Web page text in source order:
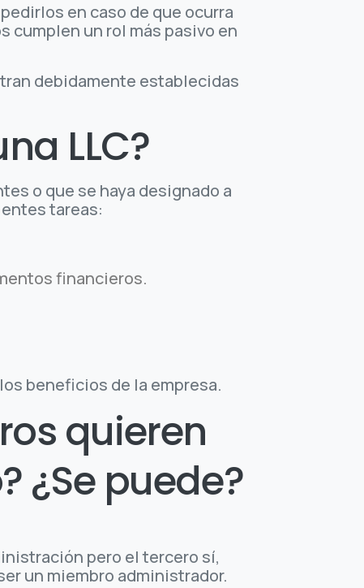
en caso de que ocurra
cumplen un rol más pasivo en
debidamente establecidas
LLC?
o que se haya designado a
tareas:
financieros.
beneficios de la empresa.
quieren
¿Se puede?
pero el tercero sí,
un miembro administrador.